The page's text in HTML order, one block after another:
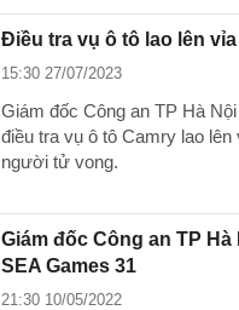
Điều tra vụ ô tô lao lên
15:30 27/07/2023
Giám đốc Công an TP Hà
điều tra vụ ô tô Camry lao
người tử vong.
Giám đốc Công an TP
SEA Games 31
21:30 10/05/2022